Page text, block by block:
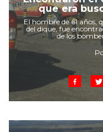
que era
El hombre de 61 años,
del dique, fue
de los